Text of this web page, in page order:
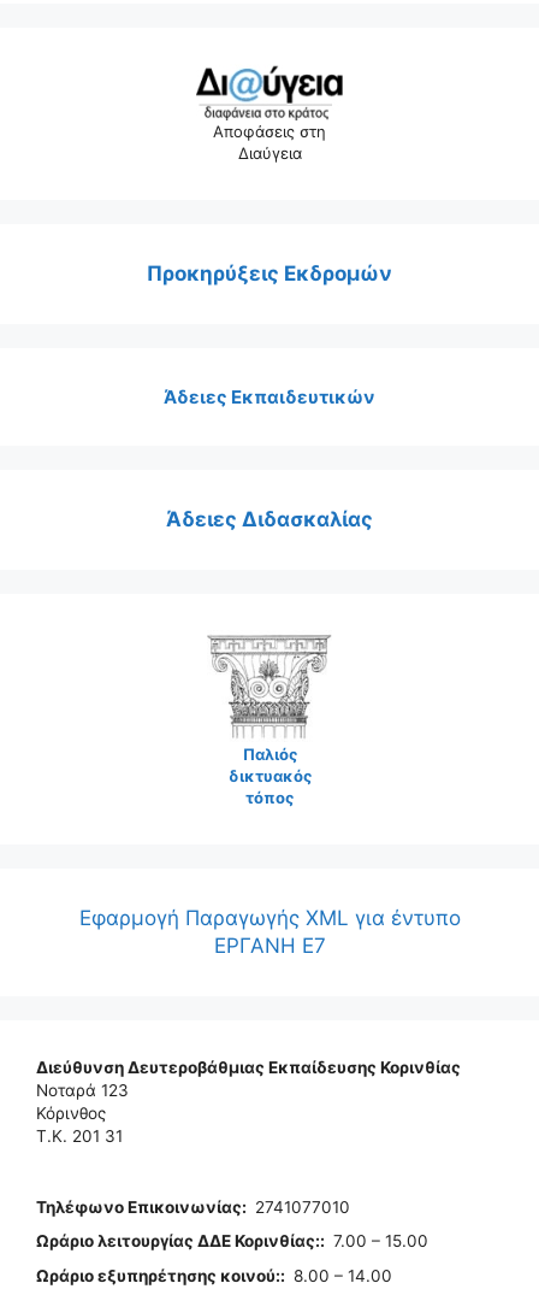
Αποφάσεις στη
Διαύγεια
Προκηρύξεις Εκδρομών
Άδειες Εκπαιδευτικών
Άδειες Διδασκαλίας
Παλιός
δικτυακός
τόπος
Εφαρμογή Παραγωγής XML για έντυπο
ΕΡΓΑΝΗ Ε7
Διεύθυνση Δευτεροβάθμιας Εκπαίδευσης Κορινθίας
Νοταρά 123
Κόρινθος
Τ.Κ. 201 31
Τηλέφωνo Επικοινωνίας: 2741077010
Ωράριο λειτουργίας ΔΔΕ Κορινθίας:: 7.00 – 15.00
Ωράριο εξυπηρέτησης κοινού:: 8.00 – 14.00